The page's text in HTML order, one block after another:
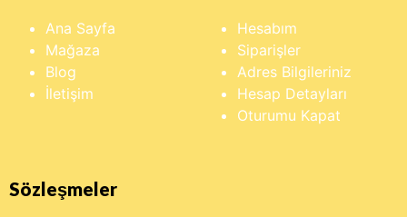
Ana Sayfa
Mağaza
Blog
İletişim
Hesabım
Siparişler
Adres Bilgileriniz
Hesap Detayları
Oturumu Kapat
Sözleşmeler